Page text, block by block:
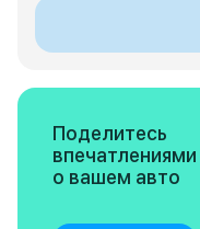
Поделитесь
впечатлениями
о вашем авто